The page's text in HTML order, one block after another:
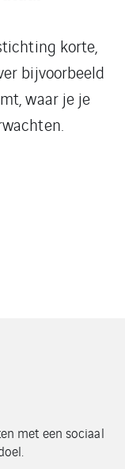
korte,
bijvoorbeeld
waar je je
met een sociaal